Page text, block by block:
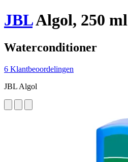
JBLAlgol, 250 ml
Waterconditioner
6 Klantbeoordelingen
JBL Algol